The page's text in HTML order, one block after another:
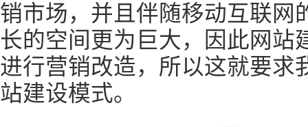
销市场，并且伴随移动互联网
长的空间更为巨大，因此网站
进行营销改造，所以这就要求
站建设模式。